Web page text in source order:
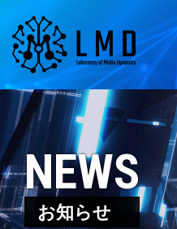
NEWS
お知らせ